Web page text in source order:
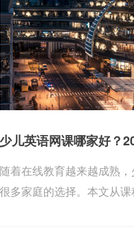
少儿英语网课哪家好？
随着在线教育越来越成熟
很多家庭的选择。本文从